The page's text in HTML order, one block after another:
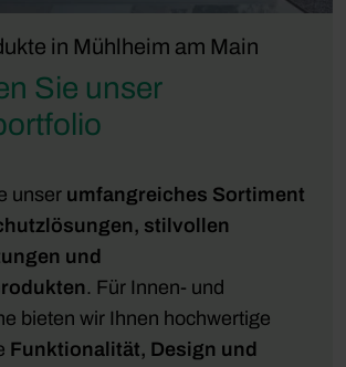
in Mühlheim am Main
Sie unser
unser umfangreiches Sortiment
stilvollen
und
. Für Innen- und
bieten wir Ihnen hochwertige
Funktionalität, Design und